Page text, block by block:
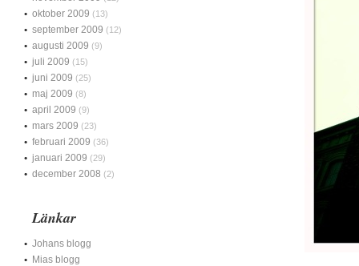
oktober 2009 (13)
september 2009 (12)
augusti 2009 (9)
juli 2009 (15)
juni 2009 (25)
maj 2009 (8)
april 2009 (9)
mars 2009 (23)
februari 2009 (36)
januari 2009 (29)
december 2008 (2)
Länkar
Johans blogg
Mias blogg